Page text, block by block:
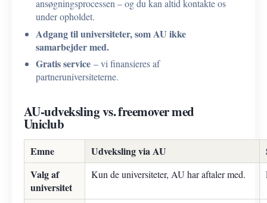
ansøgningsprocessen – og du kan altid kontakte os
under opholdet.
Adgang til universiteter, som AU ikke
samarbejder med.
Gratis service – vi finansieres af
partneruniversiteterne.
AU-udveksling vs. freemover med
Uniclub
Emne Udveksling via AU
Valg af
universitet
Kun de universiteter, AU har aftaler med.